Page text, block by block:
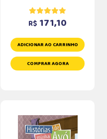
R$ 171,10
ADICIONAR AO CARRINHO
COMPRAR AGORA